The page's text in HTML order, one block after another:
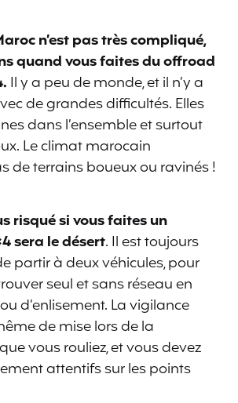
n’est pas très compliqué,
quand vous faites du offroad
Il y a peu de monde, et il n’y a
de grandes difficultés. Elles
dans l’ensemble et surtout
Le climat marocain
de terrains boueux ou ravinés !
risqué si vous faites un
sera le désert. Il est toujours
partir à deux véhicules, pour
seul et sans réseau en
d’enlisement. La vigilance
de mise lors de la
vous rouliez, et vous devez
attentifs sur les points